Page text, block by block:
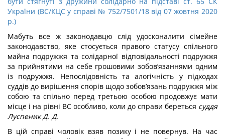
України (ВС/КЦС у справі № 752/7501/18 від 07 жовтня 2020
р.)
Мабуть все ж законодавцю слід удосконалити сімейне
законодавство, яке стосується правого статусу спільного
майна подружжя та солідарної відповідальності подружжя
за прийнятими на себе грошовими зобов’язаннями одним
із подружжя. Непослідовність та алогічність у підходах
суддів до вирішення спорів щодо зобов’язань подружжя між
собою та спільно перед третьою особою продовжує мати
місце і на рівні ВС особливо, коли до справи береться суддя
Луспеник Д. Д.
В цій справі чоловік взяв позику і не повернув. На час